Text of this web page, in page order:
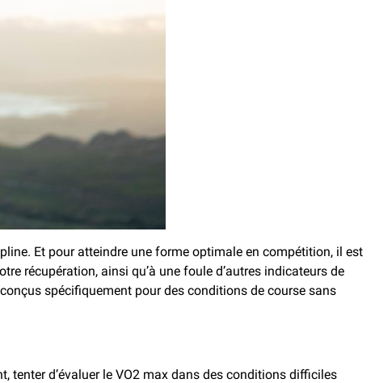
Et pour atteindre une forme optimale en compétition, il est
récupération, ainsi qu’à une foule d’autres indicateurs de
spécifiquement pour des conditions de course sans
tenter d’évaluer le VO2 max dans des conditions difficiles